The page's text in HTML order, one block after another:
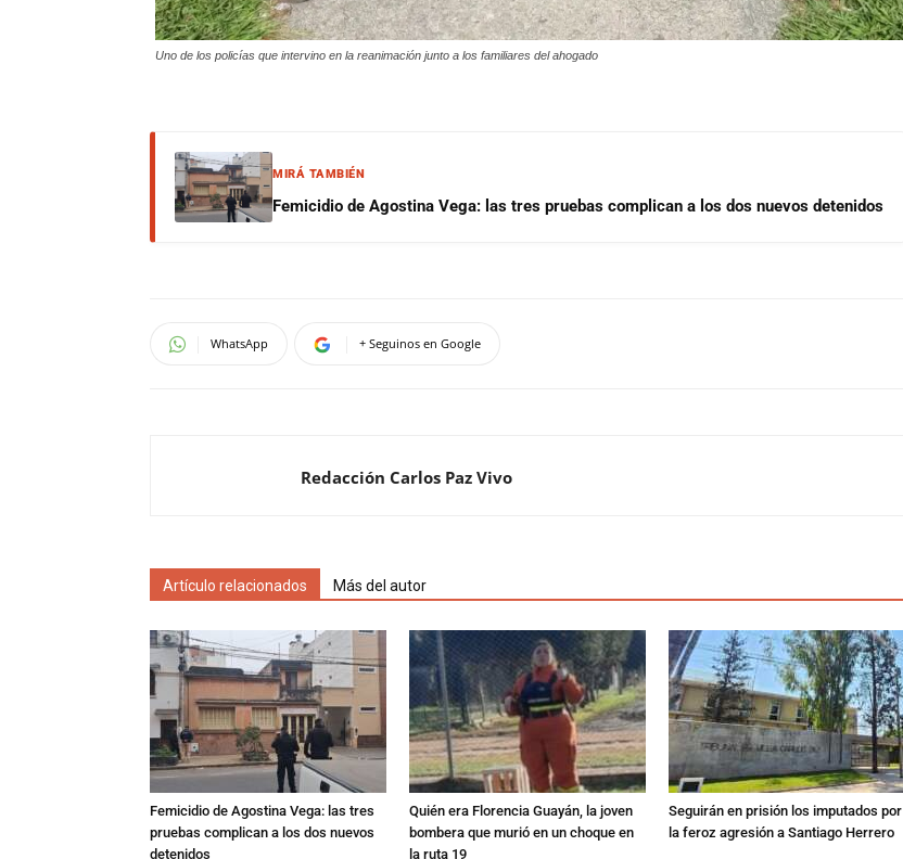
Uno de los policías que intervino en la reanimación junto a los familiares del ahogado
MIRÁ TAMBIÉN
Femicidio de Agostina Vega: las tres pruebas complican a los dos nuevos detenidos
WhatsApp + Seguinos en Google
Redacción Carlos Paz Vivo
Artículo relacionados Más del autor
Femicidio de Agostina Vega: las tres
pruebas complican a los dos nuevos
detenidos
Quién era Florencia Guayán, la joven
bombera que murió en un choque en
la ruta 19
Seguirán en prisión los imputados por
la feroz agresión a Santiago Herrero